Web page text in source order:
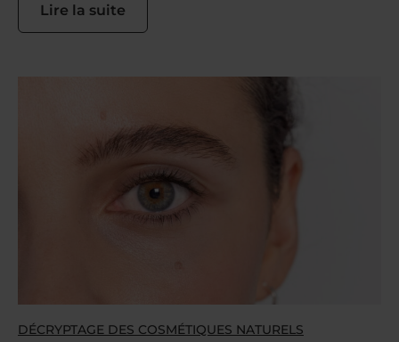
Lire la suite
DÉCRYPTAGE DES COSMÉTIQUES NATURELS